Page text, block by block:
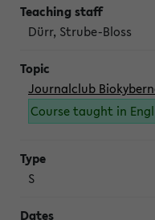
Dürr, Strube-Bloss
Journalclub
Course taught in
S